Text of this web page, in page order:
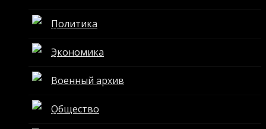
Политика
Экономика
Военный архив
Общество